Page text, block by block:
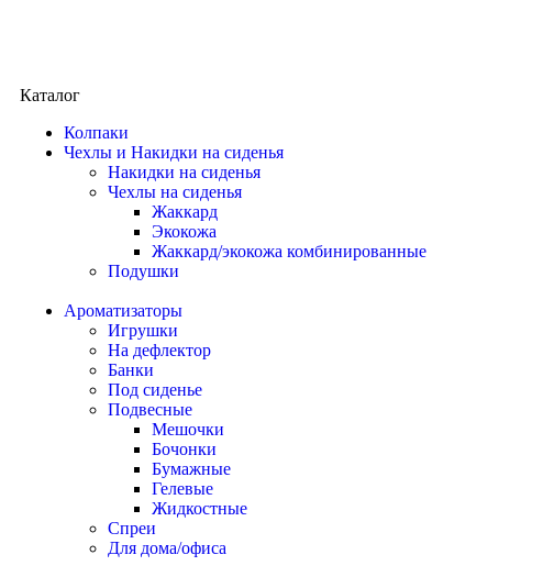
Каталог
Колпаки
Чехлы и Накидки на сиденья
Накидки на сиденья
Чехлы на сиденья
Жаккард
Экокожа
Жаккард/экокожа комбинированные
Подушки
Ароматизаторы
Игрушки
На дефлектор
Банки
Под сиденье
Подвесные
Мешочки
Бочонки
Бумажные
Гелевые
Жидкостные
Спреи
Для дома/офиса